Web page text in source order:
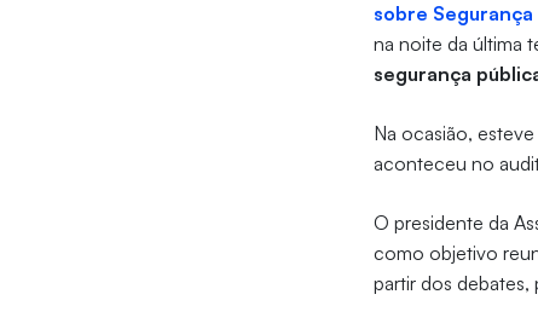
sobre Segurança
na noite da última
segurança
Na ocasião,
aconteceu no
O presidente da
como objetivo
partir dos debates,